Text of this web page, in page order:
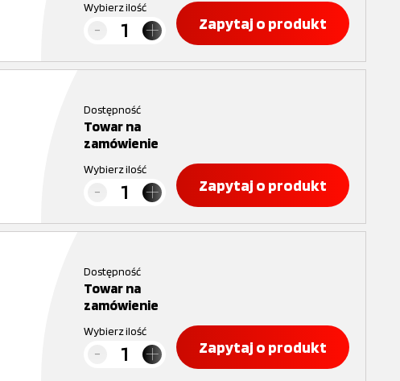
Wybierz ilość
Zapytaj o produkt
Dostępność
Towar na
zamówienie
Wybierz ilość
Zapytaj o produkt
Dostępność
Towar na
zamówienie
Wybierz ilość
Zapytaj o produkt